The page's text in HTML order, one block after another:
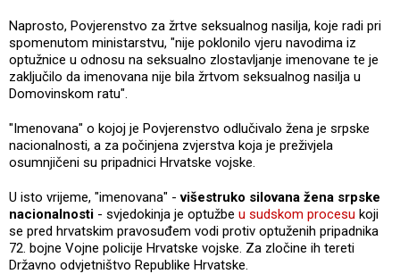
Naprosto, Povjerenstvo za žrtve seksualnog nasilja, koje radi pri
spomenutom ministarstvu, "nije poklonilo vjeru navodima iz
optužnice u odnosu na seksualno zlostavljanje imenovane te je
zaključilo da imenovana nije bila žrtvom seksualnog nasilja u
Domovinskom ratu".
"Imenovana" o kojoj je Povjerenstvo odlučivalo žena je srpske
nacionalnosti, a za počinjena zvjerstva koja je preživjela
osumnjičeni su pripadnici Hrvatske vojske.
U isto vrijeme, "imenovana" -višestruko silovana žena srpske
nacionalnosti - svjedokinja je optužbe u sudskom procesu koji
se pred hrvatskim pravosuđem vodi protiv optuženih pripadnika
72. bojne Vojne policije Hrvatske vojske. Za zločine ih tereti
Državno odvjetništvo Republike Hrvatske.